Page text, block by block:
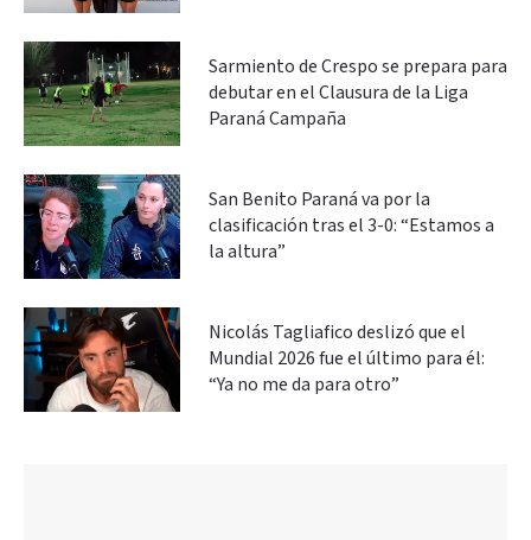
Sarmiento de Crespo se prepara para
debutar en el Clausura de la Liga
Paraná Campaña
San Benito Paraná va por la
clasificación tras el 3-0: “Estamos a
la altura”
Nicolás Tagliafico deslizó que el
Mundial 2026 fue el último para él:
“Ya no me da para otro”